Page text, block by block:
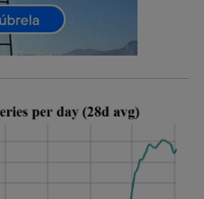
banda ancha
en función de las
de los miembros del hogar
marketing será más
móvil.
Utiq seleccionando
de esta página web o